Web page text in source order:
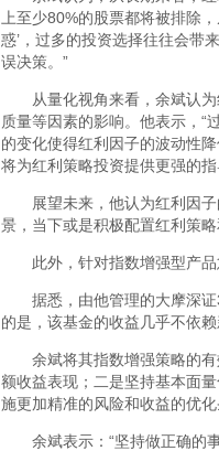
上至少80%的股票都将被排除
惑’，过多的投资选择往往会带
误决策。”
从量化视角来看，余斌认
质量等因素的影响。他表示，“
的变化使得红利因子的波动性
将为红利策略投资提供更强的
展望未来，他认为红利因
景，当下或是积极配置红利策
此外，针对指数增强型产
据悉，由他管理的大摩深
的是，该基金的收益几乎不依
余斌将其指数增强策略的
额收益表现；二是坚持基本面
施更加精准的风险和收益的优
余斌表示：“坚持做正确的